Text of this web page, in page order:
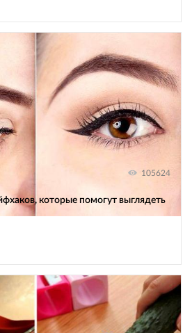
105624
которые помогут выглядеть